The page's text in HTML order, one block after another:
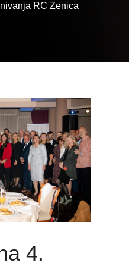
RC Zenica
4.